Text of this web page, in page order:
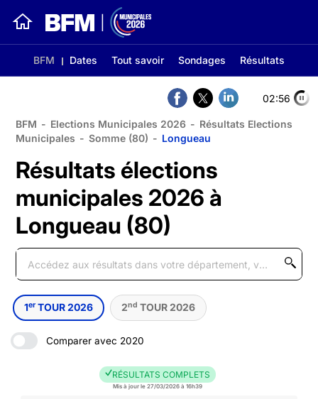
BFM Dates Tout savoir Sondages Résultats
02:56
BFM - Elections Municipales 2026 - Résultats Elections
Municipales - Somme (80) - Longueau
Résultats élections
municipales 2026 à
Longueau (80)
1er TOUR 2026 2nd TOUR 2026
Comparer avec 2020
RÉSULTATS COMPLETS
Mis à jour le 27/03/2026 à 16h39